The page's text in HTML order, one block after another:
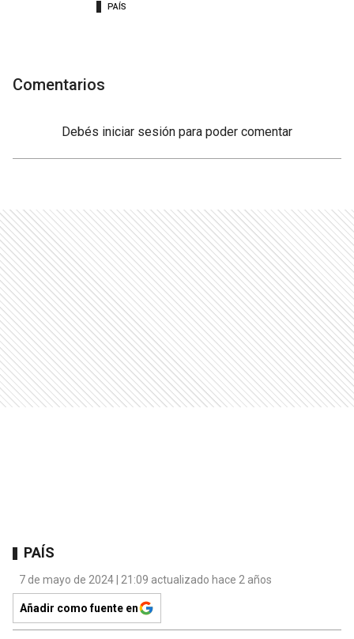
PAÍS
Comentarios
Debés iniciar sesión para poder comentar
PAÍS
7 de mayo de 2024 | 21:09 actualizado hace 2 años
Añadir como fuente en